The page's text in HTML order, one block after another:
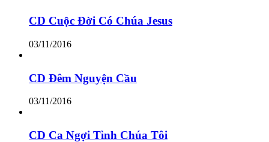
CD Cuộc Đời Có Chúa Jesus
03/11/2016
CD Đêm Nguyện Cầu
03/11/2016
CD Ca Ngợi Tình Chúa Tôi